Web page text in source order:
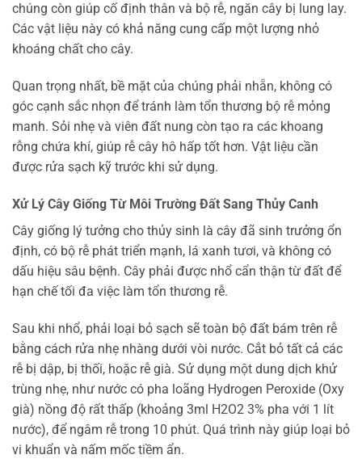
chúng còn giúp cố định thân và bộ rễ, ngăn cây bị lung lay.
Các vật liệu này có khả năng cung cấp một lượng nhỏ
khoáng chất cho cây.
Quan trọng nhất, bề mặt của chúng phải nhẵn, không có
góc cạnh sắc nhọn để tránh làm tổn thương bộ rễ mỏng
manh. Sỏi nhẹ và viên đất nung còn tạo ra các khoang
rỗng chứa khí, giúp rễ cây hô hấp tốt hơn. Vật liệu cần
được rửa sạch kỹ trước khi sử dụng.
Xử Lý Cây Giống Từ Môi Trường Đất Sang Thủy Canh
Cây giống lý tưởng cho thủy sinh là cây đã sinh trưởng ổn
định, có bộ rễ phát triển mạnh, lá xanh tươi, và không có
dấu hiệu sâu bệnh. Cây phải được nhổ cẩn thận từ đất để
hạn chế tối đa việc làm tổn thương rễ.
Sau khi nhổ, phải loại bỏ sạch sẽ toàn bộ đất bám trên rễ
bằng cách rửa nhẹ nhàng dưới vòi nước. Cắt bỏ tất cả các
rễ bị dập, bị thối, hoặc rễ già. Sử dụng một dung dịch khử
trùng nhẹ, như nước có pha loãng Hydrogen Peroxide (Oxy
già) nồng độ rất thấp (khoảng 3ml H2O2 3% pha với 1 lít
nước), để ngâm rễ trong 10 phút. Quá trình này giúp loại bỏ
vi khuẩn và nấm mốc tiềm ẩn.